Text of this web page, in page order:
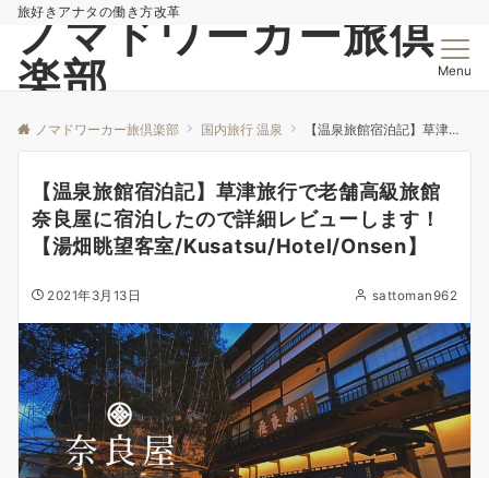
旅好きアナタの働き方改革
ノマドワーカー旅倶
楽部
Menu
ノマドワーカー旅倶楽部 国内旅行 温泉 【温泉旅館宿泊記】草津旅行で老舗高級旅館奈良屋に宿泊したので詳細レビューします！ 【湯畑眺望客室/Kusatsu/Hotel/Onsen】
【温泉旅館宿泊記】草津旅行で老舗高級旅館
奈良屋に宿泊したので詳細レビューします！
【湯畑眺望客室/Kusatsu/Hotel/Onsen】
2021年3月13日 sattoman962